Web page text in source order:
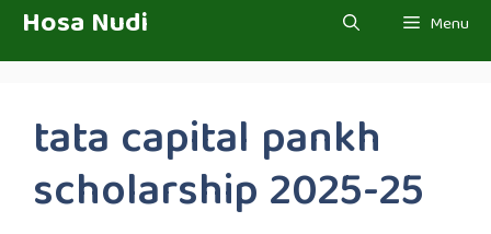
content
Hosa Nudi Menu
tata capital pankh
scholarship 2025-25